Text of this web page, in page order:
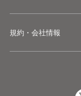
規約・会社情報